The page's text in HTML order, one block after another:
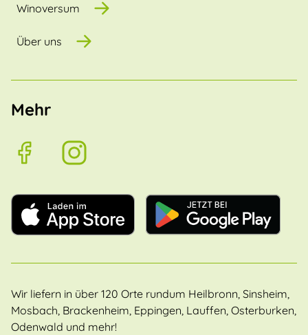
Winoversum
Über uns
Mehr
Wir liefern in über 120 Orte rundum Heilbronn, Sinsheim,
Mosbach, Brackenheim, Eppingen, Lauffen, Osterburken,
Odenwald und mehr!